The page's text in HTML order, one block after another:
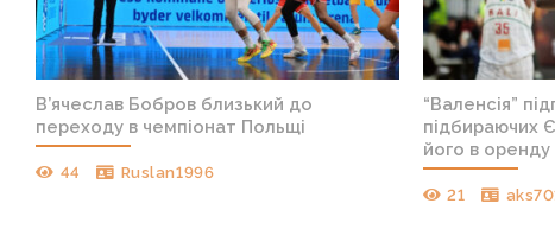
В’ячеслав Бобров близький до
переходу в чемпіонат Польщі
44 Ruslan1996
“Валенсія”
підбираючих
його в оренду
21